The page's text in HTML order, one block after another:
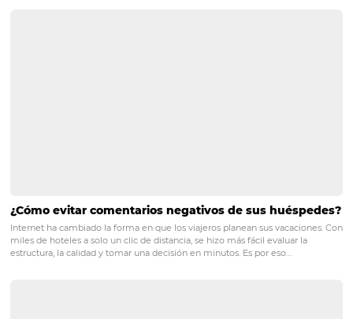
POST ANTERIOR
Digitalización Inteligente: Cómo
sin Perder el Toque Humano en la